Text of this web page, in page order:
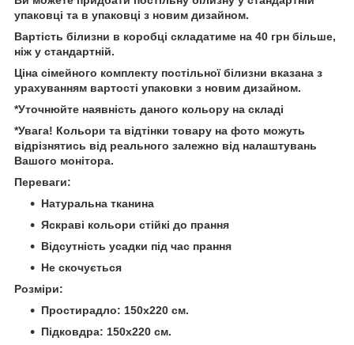
упаковці та в упаковці з новим дизайном.
Вартість білизни в коробці складатиме на 40 грн більше,
ніж у стандартній.
Ціна сімейного комплекту постільної білизни вказана з
урахуванням вартості упаковки з новим дизайном.
*Уточнюйте наявність даного кольору на складі
*Увага! Кольори та відтінки товару на фото можуть
відрізнятись від реального залежно від налаштувань
Вашого монітора.
Переваги:
Натуральна тканина
Яскраві кольори стійкі до прання
Відсутність усадки під час прання
Не скочується
Розміри:
Простирадло: 150х220 см.
Підковдра: 150х220 см.